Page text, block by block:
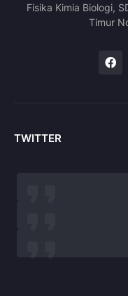
Fisika Kimia Biologi,
Timur
TWITTER